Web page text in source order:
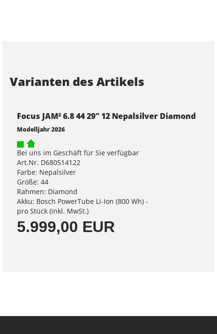
Varianten des Artikels
Focus JAM² 6.8 44 29" 12 Nepalsilver Diamond
Modelljahr 2026
Bei uns im Geschäft für Sie verfügbar
Art.Nr. D680514122
Farbe: Nepalsilver
Größe: 44
Rahmen: Diamond
Akku: Bosch PowerTube Li-Ion (800 Wh) -
pro Stück (inkl. MwSt.)
5.999,00 EUR